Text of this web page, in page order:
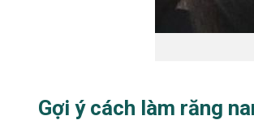
Gợi ý cách làm răng